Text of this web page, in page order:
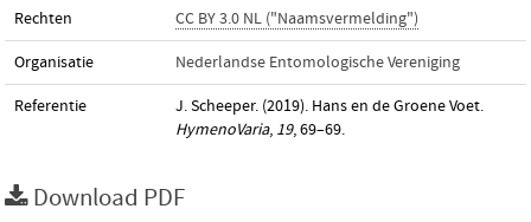
Rechten CC BY 3.0 NL ("Naamsvermelding")
Organisatie Nederlandse Entomologische Vereniging
Referentie
J. Scheeper. (2019). Hans en de Groene Voet.
HymenoVaria, 19, 69–69.
Download PDF